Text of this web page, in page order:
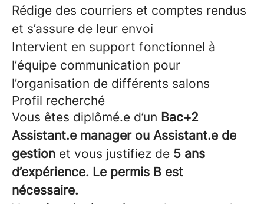
Rédige des courriers et comptes rendus
et s’assure de leur envoi
Intervient en support fonctionnel à
l’équipe communication pour
l’organisation de différents salons
Profil recherché
Vous êtes diplômé.e d’un Bac+2
Assistant.e manager ou Assistant.e de
gestion et vous justifiez de 5 ans
d’expérience. Le permis B est
nécessaire.